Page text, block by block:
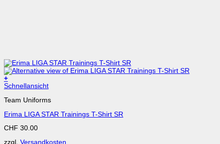
+
Dieses
weist
Varianten
Die
Schnellansicht
Team Uniforms
Erima LIGA STAR Trainings T-Shirt SR
CHF 30.00
zzgl. Versandkosten